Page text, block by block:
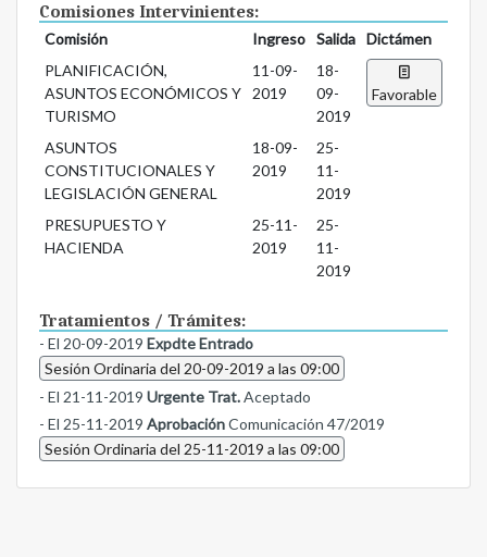
Comisiones Intervinientes:
Comisión Ingreso Salida
Dictámen
PLANIFICACIÓN,
ASUNTOS ECONÓMICOS Y
TURISMO
11-09-
2019
18-
09-
2019
Favorable
ASUNTOS
CONSTITUCIONALES Y
LEGISLACIÓN GENERAL
18-09-
2019
25-
11-
2019
PRESUPUESTO Y
HACIENDA
25-11-
2019
25-
11-
2019
Tratamientos / Trámites:
- El 20-09-2019 Expdte Entrado
Sesión Ordinaria del 20-09-2019 a las 09:00
- El 21-11-2019 Urgente Trat.Aceptado
- El 25-11-2019 AprobaciónComunicación 47/2019
Sesión Ordinaria del 25-11-2019 a las 09:00